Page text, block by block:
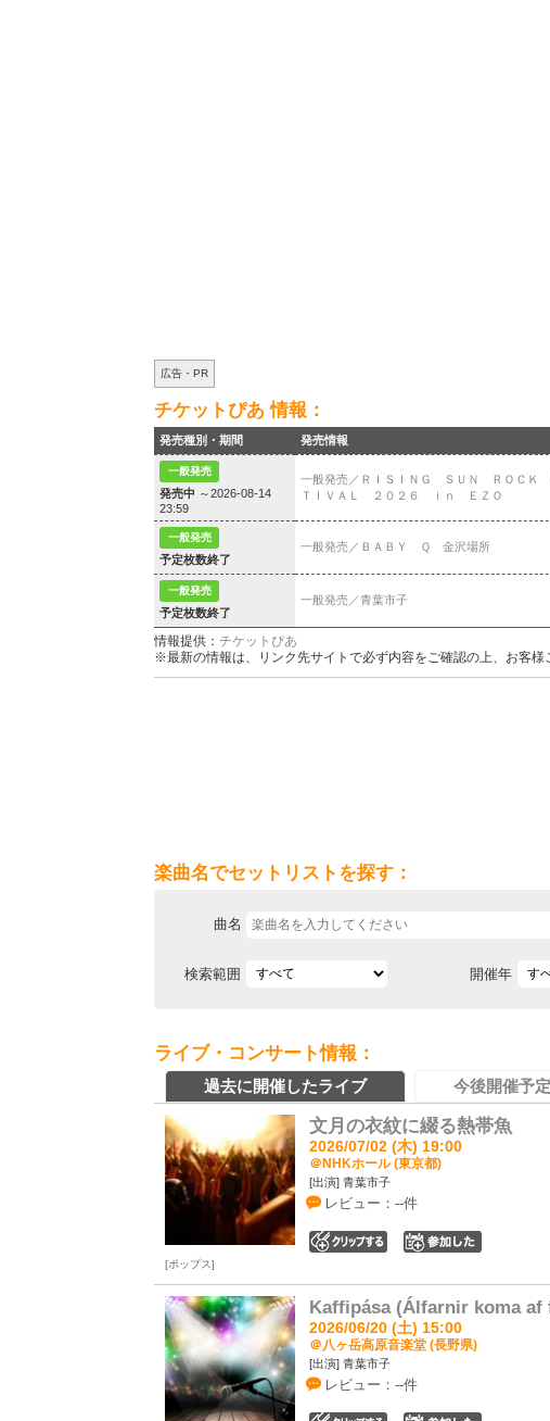
広告・PR
チケットぴあ 情報：
発売種別・期間 発売情報
一般発売
発売中 ～2026-08-14
23:59
一般発売／ＲＩＳＩＮＧ ＳＵＮ ＲＯＣＫ
ＴＩＶＡＬ ２０２６ ｉｎ ＥＺＯ
一般発売
予定枚数終了
一般発売／ＢＡＢＹ Ｑ 金沢場所
一般発売
予定枚数終了
一般発売／青葉市子
情報提供： チケットぴあ
※最新の情報は、リンク先サイトで必ず内容をご確認の上、お客様
楽曲名でセットリストを探す：
曲名
検索範囲 開催年
ライブ・コンサート情報：
過去に開催したライブ 今後開催予
文月の衣紋に綴る熱帯魚
2026/07/02 (木) 19:00
＠NHKホール (東京都)
[出演] 青葉市子
レビュー：--件
ポップス
Kaffipása (Álfarnir koma af
2026/06/20 (土) 15:00
＠八ヶ岳高原音楽堂 (長野県)
[出演] 青葉市子
レビュー：--件